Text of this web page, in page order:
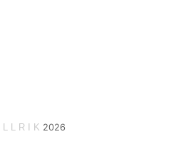
L L R K 2026